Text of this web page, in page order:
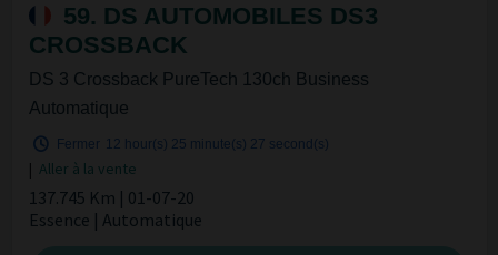
59. DS AUTOMOBILES DS3
CROSSBACK
DS 3 Crossback PureTech 130ch Business
Automatique
Fermer 12 hour(s) 25 minute(s) 27 second(s)
| Aller à la vente
137.745 Km | 01-07-20
Essence | Automatique